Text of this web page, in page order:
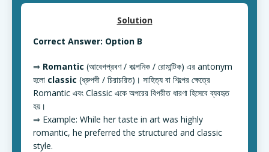
Solution
Correct Answer: Option B
⇒ Romantic (আবেগপ্রবণ / কাল্পনিক / রোমান্টিক) এর antonym
হলো classic (ধ্রুপদী / চিরাচরিত)। সাহিত্য বা শিল্পের ক্ষেত্রে
Romantic এবং Classic একে অপরের বিপরীত ধারণা হিসেবে ব্যবহৃত
হয়।
⇒ Example: While her taste in art was highly
romantic, he preferred the structured and classic
style.